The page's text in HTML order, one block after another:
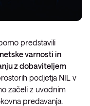
predstavili
varnosti in
z dobaviteljem
podjetja NIL v
začeli z uvodnim
predavanja.